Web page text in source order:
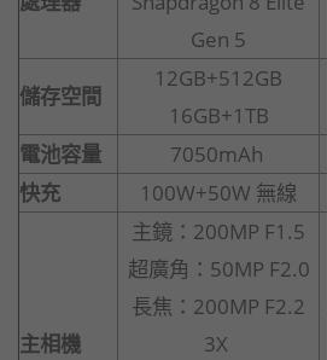
Gen 5
儲存空間
12GB+512GB
16GB+1TB
電池容量
7050mAh
快充
100W+50W 無線
主相機
主鏡：200MP F1.5
超廣角：50MP F2.0
長焦：200MP F2.2
3X